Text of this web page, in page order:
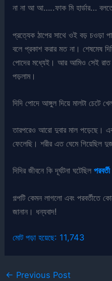
না না আ আ…..ফাক মি হার্ডার…
প্রত্যেক ঠাপের সাথে ওই বড় চওড়া
বলে প্রকাশ করার মত না। শেষমেষ
পোদের মধ্যেই। আর আমিও সেই রাত
পড়লাম।
দিদি পোদে আঙ্গুল দিয়ে মালটা চেটে
তারপরেও আরো দুবার মাল পড়েছে।
ফেলেছি। শরীর এত ঘেমে গিয়েছিল
দিদির জীবনে কি দূর্ঘটনা ঘটেছিলপরবর্তী
গল্পটি কেমন লাগলো এবং পরবর্তীতে
জানান। ধন্যবাদ!
মোট পড়া হয়েছে: 11,743
← Previous Post